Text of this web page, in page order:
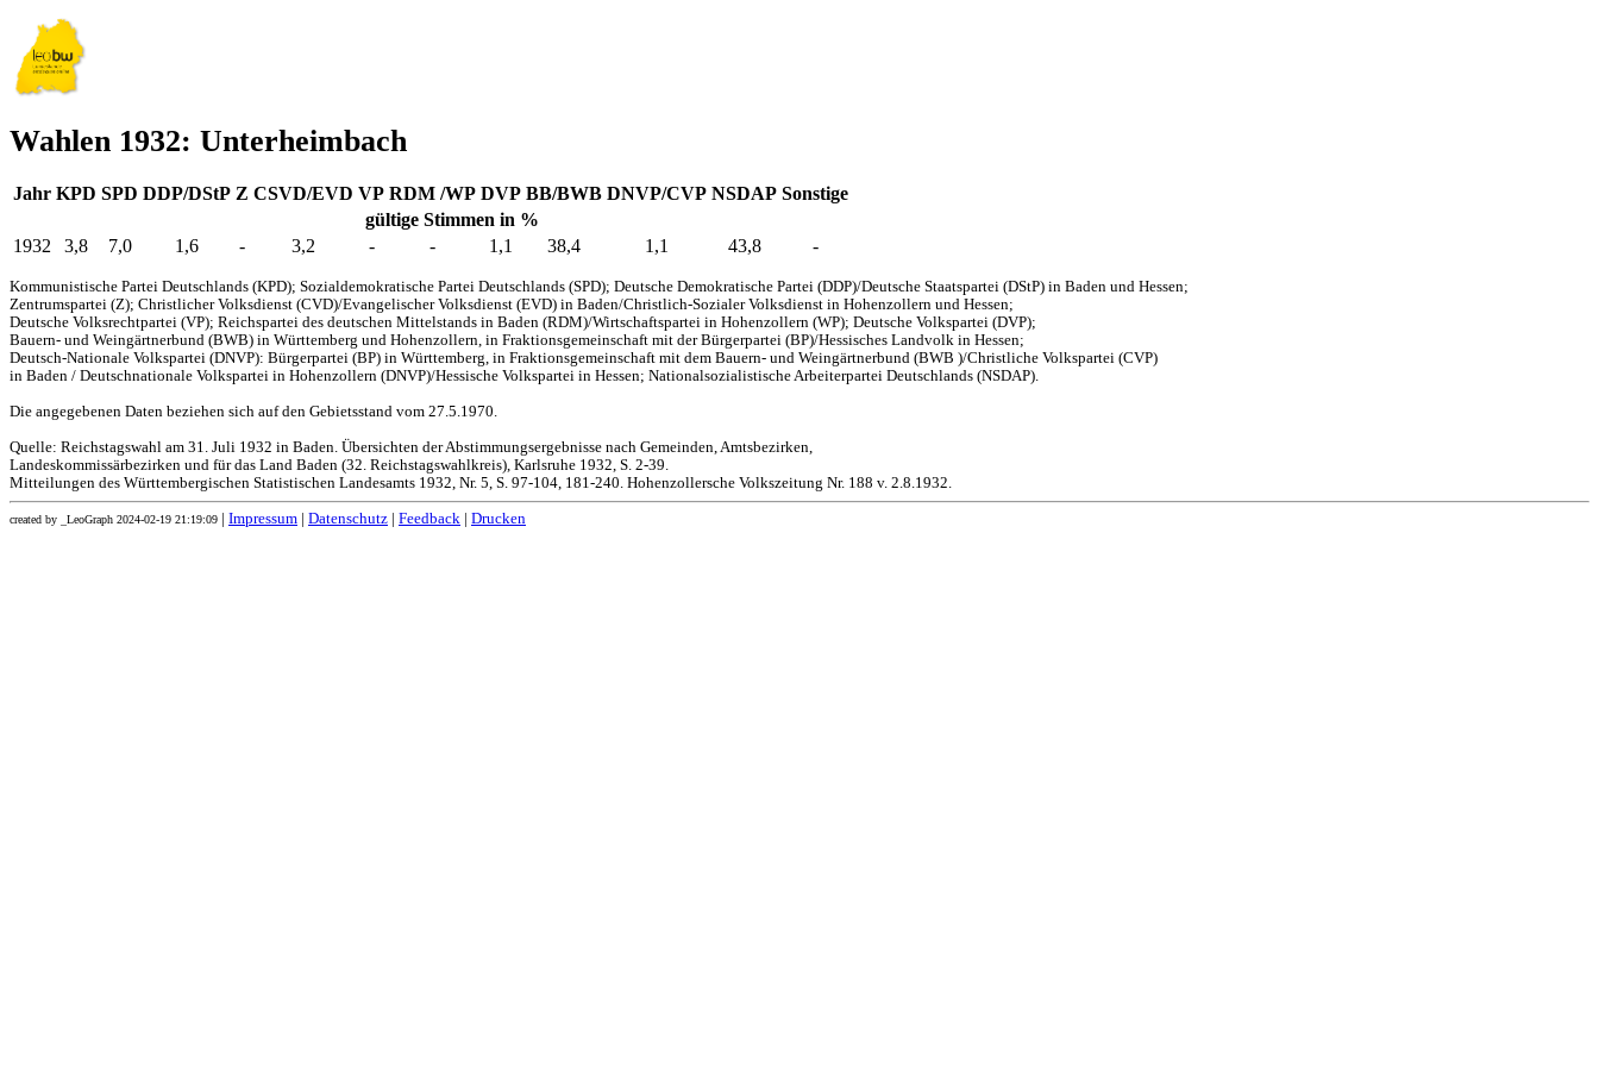
Wahlen 1932: Unterheimbach
Jahr KPD SPD DDP/DStP Z CSVD/EVD VP RDM /WP DVP BB/BWB DNVP/CVP NSDAP Sonstige
gültige Stimmen in %
1932
3,8 7,0 1,6 - 3,2 - - 1,1 38,4 1,1 43,8 -
Kommunistische Partei Deutschlands (KPD); Sozialdemokratische Partei Deutschlands (SPD); Deutsche Demokratische Partei (DDP)/Deutsche Staatspartei (DStP) in Baden und Hessen;
Zentrumspartei (Z); Christlicher Volksdienst (CVD)/Evangelischer Volksdienst (EVD) in Baden/Christlich-Sozialer Volksdienst in Hohenzollern und Hessen;
Deutsche Volksrechtpartei (VP); Reichspartei des deutschen Mittelstands in Baden (RDM)/Wirtschaftspartei in Hohenzollern (WP); Deutsche Volkspartei (DVP);
Bauern- und Weingärtnerbund (BWB) in Württemberg und Hohenzollern, in Fraktionsgemeinschaft mit der Bürgerpartei (BP)/Hessisches Landvolk in Hessen;
Deutsch-Nationale Volkspartei (DNVP): Bürgerpartei (BP) in Württemberg, in Fraktionsgemeinschaft mit dem Bauern- und Weingärtnerbund (BWB )/Christliche Volkspartei (CVP)
in Baden / Deutschnationale Volkspartei in Hohenzollern (DNVP)/Hessische Volkspartei in Hessen; Nationalsozialistische Arbeiterpartei Deutschlands (NSDAP).
Die angegebenen Daten beziehen sich auf den Gebietsstand vom 27.5.1970.
Quelle: Reichstagswahl am 31. Juli 1932 in Baden. Übersichten der Abstimmungsergebnisse nach Gemeinden, Amtsbezirken,
Landeskommissärbezirken und für das Land Baden (32. Reichstagswahlkreis), Karlsruhe 1932, S. 2-39.
Mitteilungen des Württembergischen Statistischen Landesamts 1932, Nr. 5, S. 97-104, 181-240. Hohenzollersche Volkszeitung Nr. 188 v. 2.8.1932.
created by _LeoGraph 2024-02-19 21:19:09 Impressum Datenschutz Feedback Drucken